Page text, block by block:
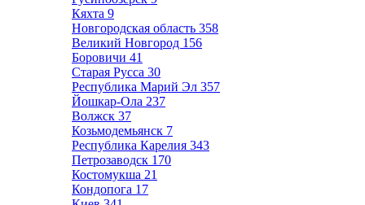
Кяхта 9
Новгородская область 358
Великий Новгород 156
Боровичи 41
Старая Русса 30
Республика Марий Эл 357
Йошкар-Ола 237
Волжск 37
Козьмодемьянск 7
Республика Карелия 343
Петрозаводск 170
Костомукша 21
Кондопога 17